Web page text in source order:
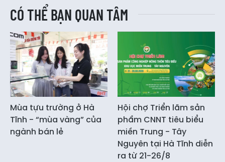
CÓ THỂ BẠN QUAN TÂM
Mùa tựu trường ở Hà
Tĩnh - “mùa vàng” của
ngành bán lẻ
Hội chợ Triển lãm sản
phẩm CNNT tiêu biểu
miền Trung - Tây
Nguyên tại Hà Tĩnh diễn
ra từ 21-26/8